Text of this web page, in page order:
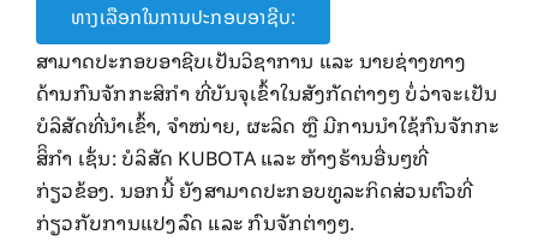
ທາງເລືອກໃນການປະກອບອາຊີບ:
ສາມາດປະກອບ​ອາຊີບ​ເປັນ​ວິຊາ​ການ ​ແລະ ນາຍຊ່າງ​ທາງ​
ດ້ານ​ກົນ​ຈັກກະສິກໍາ ທີ່ບັນຈຸເຂົ້າໃນສັງກັດຕ່າງໆ ບໍ່ວ່າຈະເປັນ
ບໍລິສັດທີ່​ນໍາ​ເຂົ້າ, ຈໍາໜ່າຍ, ຜະລິດ​ ຫຼື ມີ​ການ​ນໍາ​ໃຊ້ກົນ​ຈັກກະ
ສິິກໍາ ​ເຊັ່ນ: ບໍລິສັດ KUBOTA ແລະ ຫ້າງຮ້ານອື່ນໆທີ່​
ກ່ຽວຂ້ອງ. ນອກ​ນີ້ ຍັງສາມາດປະກອບທູລະກິດສ່ວນຕົວທີ່​
ກ່ຽວກັບ​ການແປງລົດ ແລະ ກົນຈັກຕ່າງໆ.